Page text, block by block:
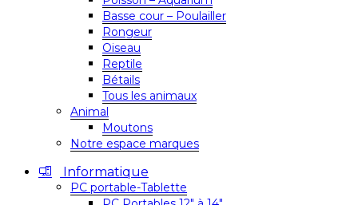
Basse cour – Poulailler
Rongeur
Oiseau
Reptile
Bétails
Tous les animaux
Animal
Moutons
Notre espace marques
Informatique
PC portable-Tablette